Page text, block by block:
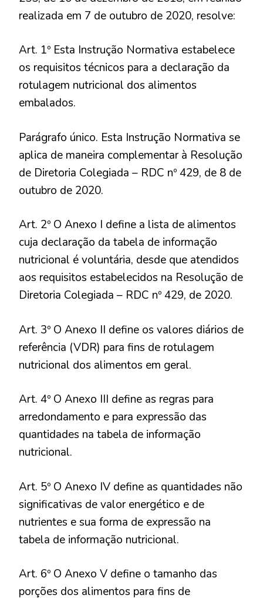
realizada em 7 de outubro de 2020, resolve:
Art. 1º Esta Instrução Normativa estabelece
os requisitos técnicos para a declaração da
rotulagem nutricional dos alimentos
embalados.
Parágrafo único. Esta Instrução Normativa se
aplica de maneira complementar à Resolução
de Diretoria Colegiada – RDC nº 429, de 8 de
outubro de 2020.
Art. 2º O Anexo I define a lista de alimentos
cuja declaração da tabela de informação
nutricional é voluntária, desde que atendidos
aos requisitos estabelecidos na Resolução de
Diretoria Colegiada – RDC nº 429, de 2020.
Art. 3º O Anexo II define os valores diários de
referência (VDR) para fins de rotulagem
nutricional dos alimentos em geral.
Art. 4º O Anexo III define as regras para
arredondamento e para expressão das
quantidades na tabela de informação
nutricional.
Art. 5º O Anexo IV define as quantidades não
significativas de valor energético e de
nutrientes e sua forma de expressão na
tabela de informação nutricional.
Art. 6º O Anexo V define o tamanho das
porções dos alimentos para fins de